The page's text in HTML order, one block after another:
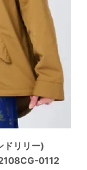
ドリリー)
0112